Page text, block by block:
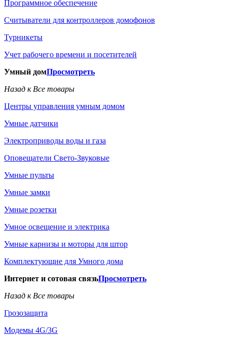
Программное обеспечение
Считыватели для контроллеров домофонов
Турникеты
Учет рабочего времени и посетителей
Умный домПросмотреть
Назад к Все товары
Центры управления умным домом
Умные датчики
Электроприводы воды и газа
Оповещатели Свето-Звуковые
Умные пульты
Умные замки
Умные розетки
Умное освещение и электрика
Умные карнизы и моторы для штор
Комплектующие для Умного дома
Интернет и сотовая связьПросмотреть
Назад к Все товары
Грозозащита
Модемы 4G/3G